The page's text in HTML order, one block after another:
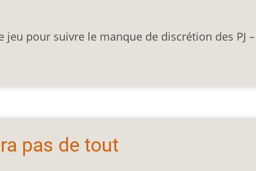
jeu pour suivre le manque de discrétion des PJ
pas de tout